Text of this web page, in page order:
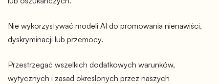
Nie wykorzystywać modeli AI do promowania nienawiści,
dyskryminacji lub przemocy.
Przestrzegać wszelkich dodatkowych warunków,
wytycznych i zasad określonych przez naszych